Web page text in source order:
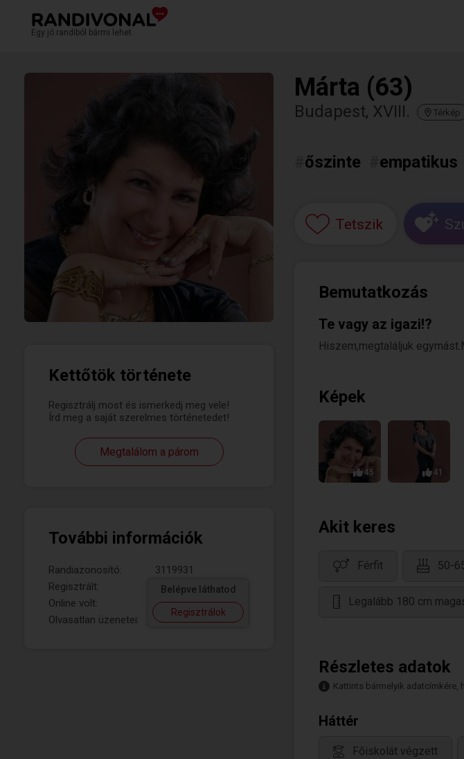
Egy jó randiból bármi lehet.
Kettőtök története
Regisztrálj most és ismerkedj meg vele!
Írd meg a saját szerelmes történetedet!
Megtalálom a párom
További információk
Randiazonosító:
3119931
Regisztrált:
Online volt:
Olvasatlan üzenetei:
Belépve láthatod
Regisztrálok
Márta (63)
Budapest, XVIII. Térkép
őszinte empatikus
Tetszik
Bemutatkozás
Te vagy az igazi!?
Hiszem,megtaláljuk
Képek
45 41
Akit keres
Férfit 50-
Legalább 180 cm
Részletes adatok
Kattints bármelyik adatcímkére,
Háttér
Főiskolát végzett